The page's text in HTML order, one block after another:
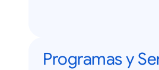
Programas y